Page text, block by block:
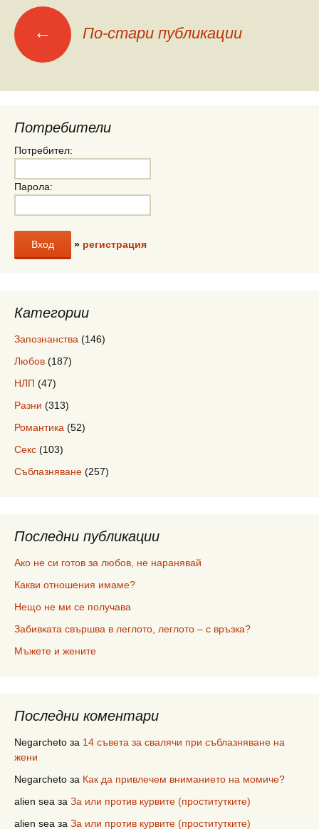
Меню
на
публикациите
← По-стари публикации
Потребители
Потребител:
Парола:
» регистрация
Категории
Запознанства (146)
Любов (187)
НЛП (47)
Разни (313)
Романтика (52)
Секс (103)
Съблазняване (257)
Последни публикации
Ако не си готов за любов, не наранявай
Какви отношения имаме?
Нещо не ми се получава
Забивката свършва в леглото, леглото – с връзка?
Мъжете и жените
Последни коментари
Negarcheto за 14 съвета за свалячи при съблазняване на
жени
Negarcheto за Как да привлечем вниманието на момиче?
alien sea за За или против курвите (проститутките)
alien sea за За или против курвите (проститутките)